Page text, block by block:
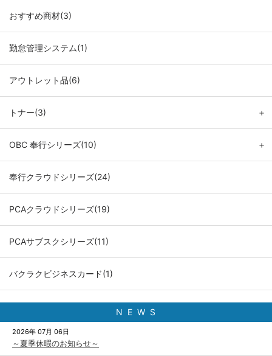
おすすめ商材(3)
勤怠管理システム(1)
アウトレット品(6)
トナー(3) ＋
OBC 奉行シリーズ(10) ＋
奉行クラウドシリーズ(24)
PCAクラウドシリーズ(19)
PCAサブスクシリーズ(11)
バクラクビジネスカード(1)
N E W S
2026年 07月 06日
～夏季休暇のお知らせ～